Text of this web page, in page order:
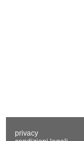
privacy